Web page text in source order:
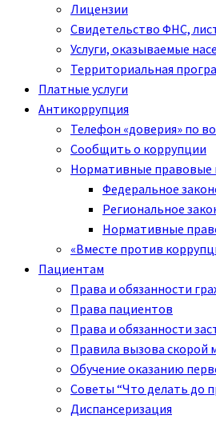
Лицензии
Свидетельство ФНС,
Услуги, оказываемые
Территориальная
Платные услуги
Антикоррупция
Телефон «доверия» по
Сообщить о коррупции
Нормативные правовые
Федеральное
Региональное
Нормативные
«Вместе против
Пациентам
Права и обязанности
Права пациентов
Права и обязанности
Правила вызова
Обучение оказанию
Советы “Что делать до
Диспансеризация